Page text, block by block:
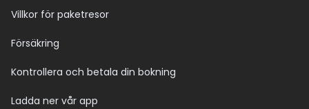
Villkor för paketresor
Försäkring
Kontrollera och betala din bokning
Ladda ner vår app